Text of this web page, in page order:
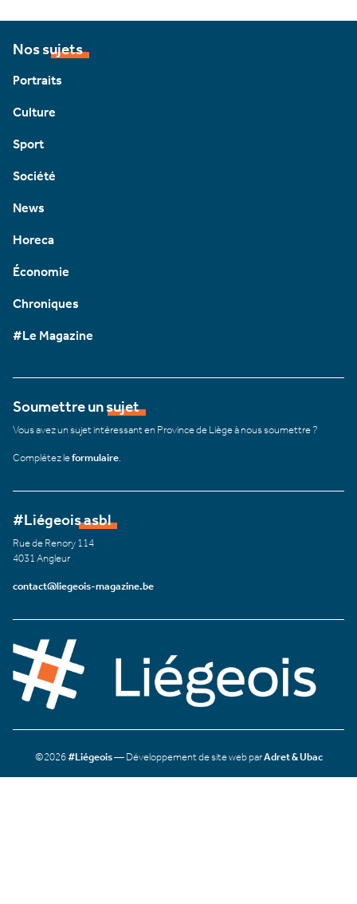
Nos sujets
Portraits
Culture
Sport
Société
News
Horeca
Économie
Chroniques
#Le Magazine
Soumettre un sujet
Vous avez un sujet intéressant en Province de Liège à nous soumettre ?
Complétez leformulaire
#Liégeois asbl
Rue de Renory 114
4031 Angleur
contact@liegeois-magazine.be
©2026#Liégeois— Développement de site web parAdret & Ubac